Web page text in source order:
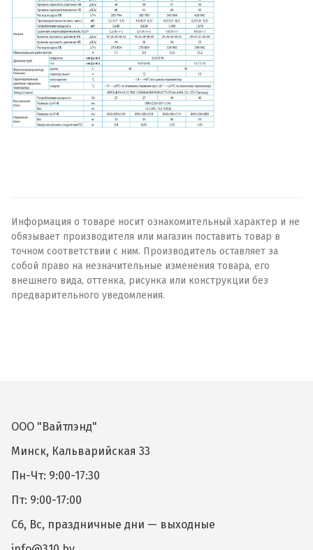
Информация о товаре носит ознакомительный характер и не
обязывает производителя или магазин поставить товар в
точном соответствии с ним. Производитель оставляет за
собой право на незначительные изменения товара, его
внешнего вида, оттенка, рисунка или конструкции без
предварительного уведомления.
ООО "Вайтлэнд"
Минск, Кальварийская 33
Пн-Чт: 9:00-17:30
Пт: 9:00-17:00
Сб, Вс, праздничные дни — выходные